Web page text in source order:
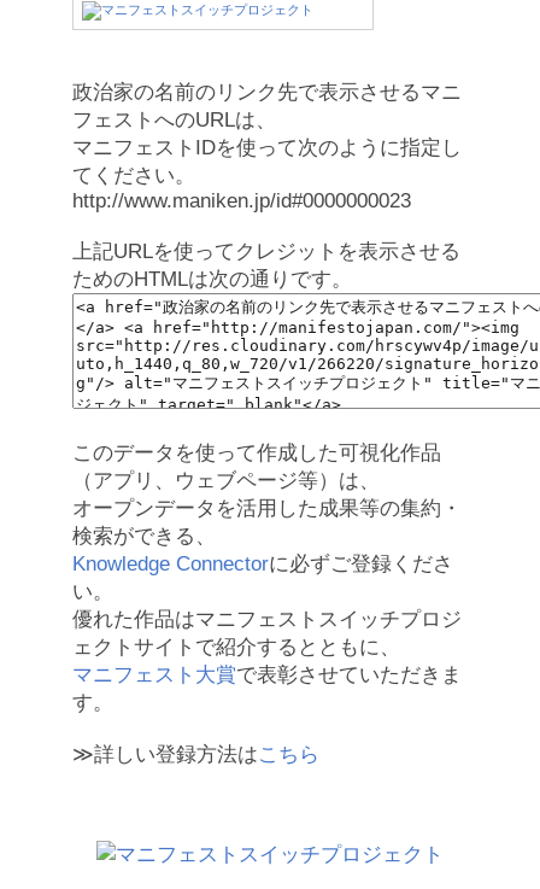
政治家の名前のリンク先で表示させるマニ
フェストへのURLは、
マニフェストIDを使って次のように指定し
てください。
http://www.maniken.jp/id#0000000023
上記URLを使ってクレジットを表示させる
ためのHTMLは次の通りです。
このデータを使って作成した可視化作品
（アプリ、ウェブページ等）は、
オープンデータを活用した成果等の集約・
検索ができる、
Knowledge Connectorに必ずご登録くださ
い。
優れた作品はマニフェストスイッチプロジ
ェクトサイトで紹介するとともに、
マニフェスト大賞で表彰させていただきま
す。
≫詳しい登録方法はこちら